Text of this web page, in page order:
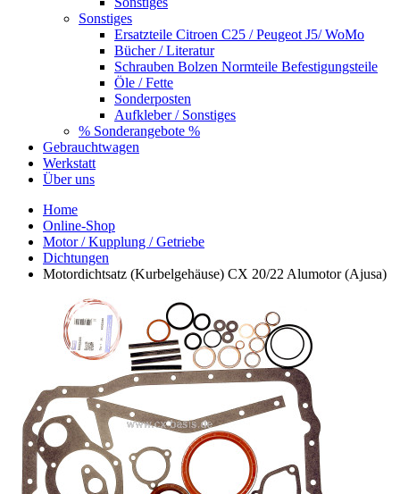
Sonstiges
Ersatzteile Citroen C25 / Peugeot J5/ WoMo
Bücher / Literatur
Schrauben Bolzen Normteile Befestigungsteile
Öle / Fette
Sonderposten
Aufkleber / Sonstiges
% Sonderangebote %
Gebrauchtwagen
Werkstatt
Über uns
Home
Online-Shop
Motor / Kupplung / Getriebe
Dichtungen
Motordichtsatz (Kurbelgehäuse) CX 20/22 Alumotor (Ajusa)